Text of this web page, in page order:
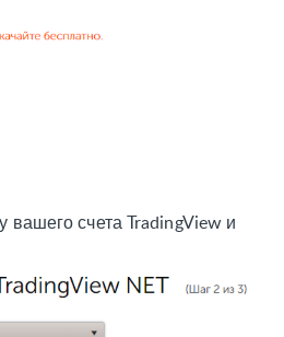
вашего счета TradingView и